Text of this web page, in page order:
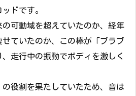
ドです。
可動域を超えていたのか、経年
ていたのか、この棒が「ブラブ
走行中の振動でボディを激しく
役割を果たしていたため、音は